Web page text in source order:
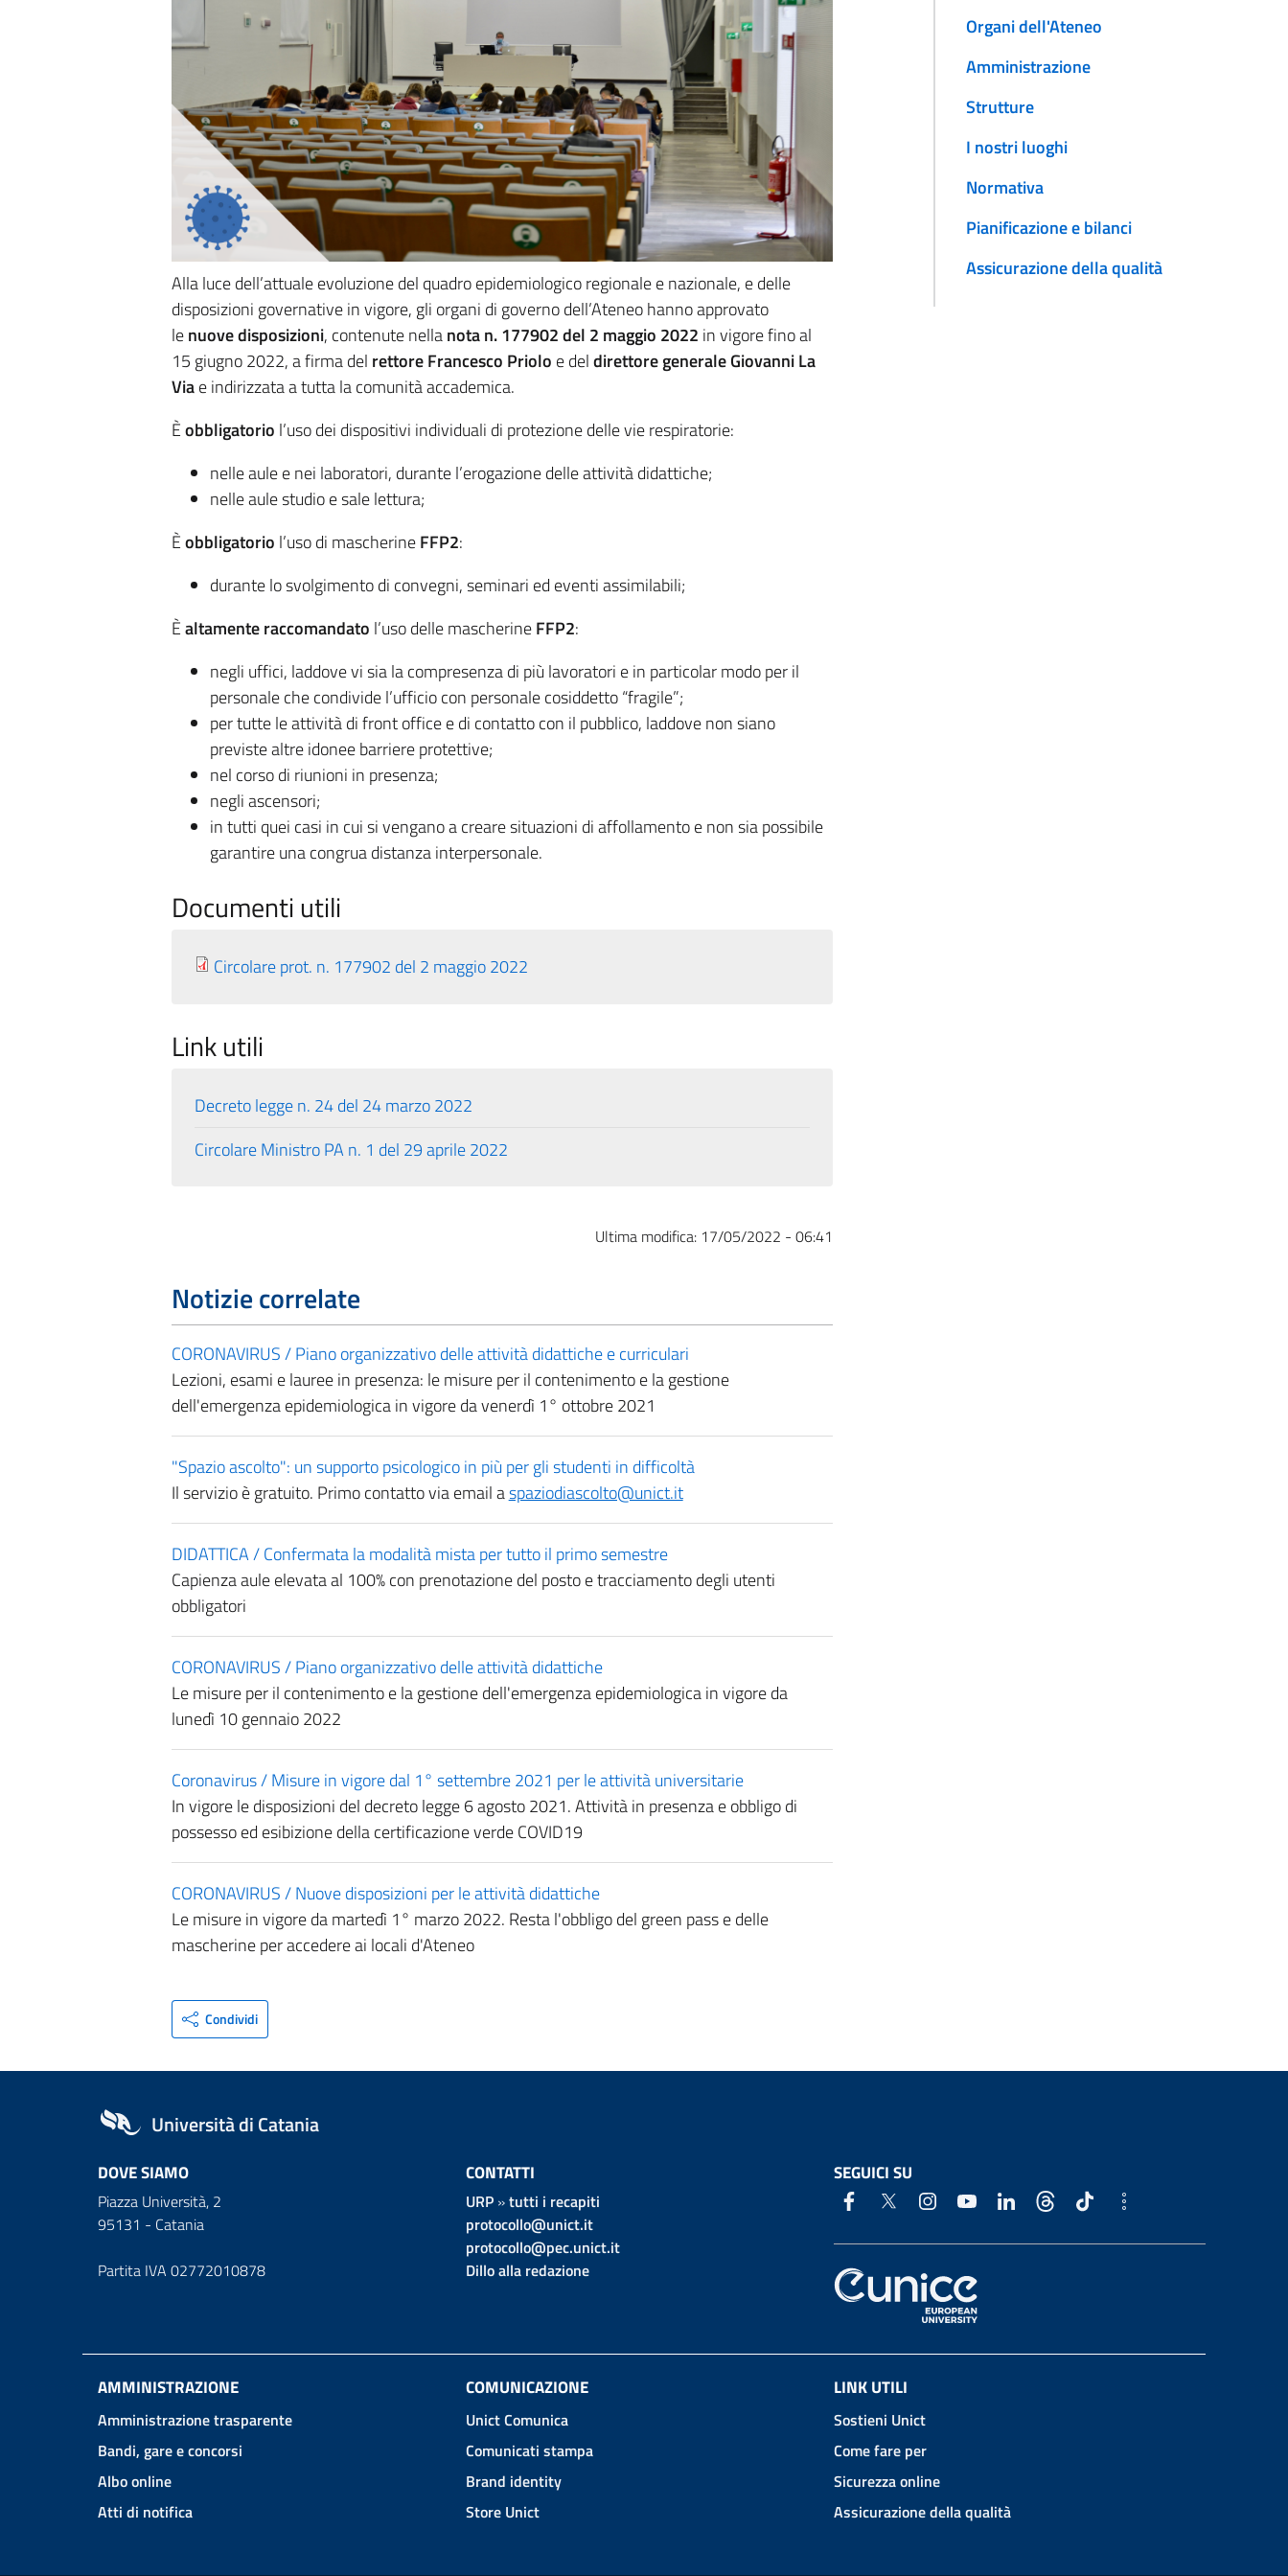
Alla luce dell’attuale evoluzione del quadro epidemiologico regionale e nazionale, e delle
disposizioni governative in vigore, gli organi di governo dell’Ateneo hanno approvato
lenuove disposizioni, contenute nellanota n. 177902 del 2 maggio 2022 in vigore fino al
15 giugno 2022, a firma del rettore Francesco Priolo e deldirettore generale Giovanni La
Viae indirizzata a tutta la comunità accademica.
Èobbligatorio l’uso dei dispositivi individuali di protezione delle vie respiratorie:
nelle aule e nei laboratori, durante l’erogazione delle attività didattiche;
nelle aule studio e sale lettura;
Èobbligatorio l’uso di mascherineFFP2:
durante lo svolgimento di convegni, seminari ed eventi assimilabili;
Èaltamente raccomandato l’uso delle mascherineFFP2:
negli uffici, laddove vi sia la compresenza di più lavoratori e in particolar modo per il
personale che condivide l’ufficio con personale cosiddetto “fragile”;
per tutte le attività di front office e di contatto con il pubblico, laddove non siano
previste altre idonee barriere protettive;
nel corso di riunioni in presenza;
negli ascensori;
in tutti quei casi in cui si vengano a creare situazioni di affollamento e non sia possibile
garantire una congrua distanza interpersonale.
Documenti utili
Circolare prot. n. 177902 del 2 maggio 2022
Link utili
Decreto legge n. 24 del 24 marzo 2022
Circolare Ministro PA n. 1 del 29 aprile 2022
Ultima modifica: 17/05/2022 - 06:41
Notizie correlate
CORONAVIRUS / Piano organizzativo delle attività didattiche e curriculari
Lezioni, esami e lauree in presenza: le misure per il contenimento e la gestione
dell'emergenza epidemiologica in vigore da venerdì 1° ottobre 2021
"Spazio ascolto": un supporto psicologico in più per gli studenti in difficoltà
Il servizio è gratuito. Primo contatto via email aspaziodiascolto@unict.it
DIDATTICA / Confermata la modalità mista per tutto il primo semestre
Capienza aule elevata al 100% con prenotazione del posto e tracciamento degli utenti
obbligatori
CORONAVIRUS / Piano organizzativo delle attività didattiche
Le misure per il contenimento e la gestione dell'emergenza epidemiologica in vigore da
lunedì 10 gennaio 2022
Coronavirus / Misure in vigore dal 1° settembre 2021 per le attività universitarie
In vigore le disposizioni del decreto legge 6 agosto 2021. Attività in presenza e obbligo di
possesso ed esibizione della certificazione verde COVID19
CORONAVIRUS / Nuove disposizioni per le attività didattiche
Le misure in vigore da martedì 1° marzo 2022. Resta l'obbligo del green pass e delle
mascherine per accedere ai locali d'Ateneo
Condividi
Organi dell'Ateneo
Amministrazione
Strutture
I nostri luoghi
Normativa
Pianificazione e bilanci
Assicurazione della qualità
Università di Catania
DOVE SIAMO
Piazza Università, 2
95131 - Catania
Partita IVA 02772010878
CONTATTI
URP»tutti i recapiti
protocollo@unict.it
protocollo@pec.unict.it
Dillo alla redazione
SEGUICI SU
AMMINISTRAZIONE
Amministrazione trasparente
Bandi, gare e concorsi
Albo online
Atti di notifica
COMUNICAZIONE
Unict Comunica
Comunicati stampa
Brand identity
Store Unict
LINK UTILI
Sostieni Unict
Come fare per
Sicurezza online
Assicurazione della qualità